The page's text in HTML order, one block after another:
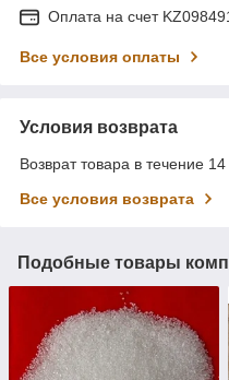
Оплата на счет
Все условия оплаты
Условия возврата
Возврат товара в течение
Все условия возврата
Подобные товары